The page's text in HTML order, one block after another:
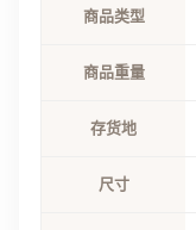
商品类型
商品重量
存货地
尺寸